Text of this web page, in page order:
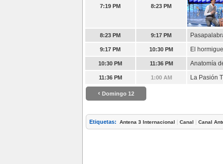
7:19 PM 8:23 PM
8:23 PM 9:17 PM
9:17 PM 10:30 PM El
10:30 PM 11:36 PM Anatomía
11:36 PM 1:00 AM La Pasión
‹ Domingo 12
Etiquetas: Antena 3 Internacional | Canal | Canal